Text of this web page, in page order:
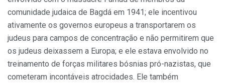
comunidade judaica de Bagdá em 1941; ele incentivou
ativamente os governos europeus a transportarem os
judeus para campos de concentração e não permitirem que
os judeus deixassem a Europa; e ele estava envolvido no
treinamento de forças militares bósnias pró-nazistas, que
cometeram incontáveis atrocidades. Ele também